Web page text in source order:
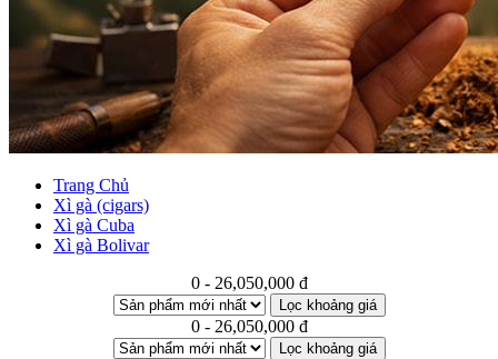
Trang Chủ
Xì gà (cigars)
Xì gà Cuba
Xì gà Bolivar
0 - 26,050,000 đ
Lọc khoảng giá
0 - 26,050,000 đ
Lọc khoảng giá